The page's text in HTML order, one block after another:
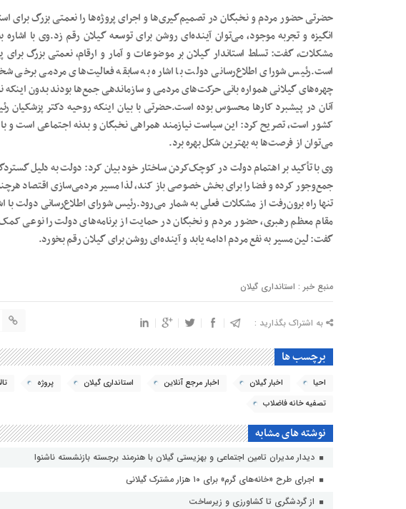
حضرتی حضور مردم و نخبگان در تصمیم‌گیری‌ها و اجرای پروژه‌ها را نعمتی بزرگ برای
انگیزه و تجربه موجود، می‌توان آینده‌ای روشن برای توسعه گیلان رقم زد.وی‌ با
مشکلات، گفت: تسلط استاندار گیلان بر موضوعات و آمار و ارقام، نعمتی بزرگ برای
است.رئیس شورای اطلاع‌رسانی دولت با اشاره به سابقه فعالیت‌های مردمی برخی
چهره‌های گیلانی همواره بانی حرکت‌های مردمی و سازماندهی جمع‌ها بودند بدون اینکه
آنان در پیشبرد کارها محسوس بوده است.حضرتی با بیان اینکه روحیه دکتر پزشکیان
کشور است، تصریح کرد: این سیاست نیازمند همراهی نخبگان و بدنه اجتماعی است و
می‌توان از فرصت‌ها به بهترین شکل بهره برد.
وی با تأکید بر اهتمام دولت در کوچک‌‌کردن ساختار خود بیان کرد: دولت به دلیل
جمع‌وجور کرده و فضا را برای بخش خصوصی باز کند، لذا مسیر مردمی‌سازی اقتصاد
تنها راه برون‌رفت از مشکلات فعلی به شمار می‌رود.رئیس شورای اطلاع‌رسانی دولت با
مقام معظم رهبری، حضور مردم و نخبگان در حمایت از برنامه‌های دولت را نوعی
گفت: لین مسیر به نفع مردم ادامه یابد و آینده‌ای روشن برای گیلان رقم بخورد.
منبع خبر : استانداری گیلان
به اشتراک بگذارید :
برچسب ها
احیا اخبار گیلان اخبار مرجع آنلاین استانداری گیلان پروژه
تصفیه خانه فاضلاب
نوشته های مشابه
دیدار مدیران تامین اجتماعی و بهزیستی گیلان با هنرمند برجسته بازنشسته ناشنوا
اجرای طرح «خانه‌های گرم» برای ۱۰ هزار مشترک گیلانی
از گردشگری تا کشاورزی و زیرساخت